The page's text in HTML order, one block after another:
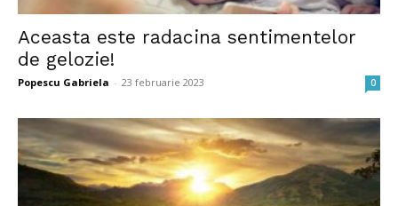
Aceasta este radacina sentimentelor
de gelozie!
Popescu Gabriela - 23 februarie 2023 0